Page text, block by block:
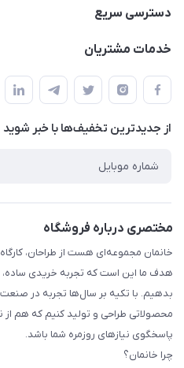
09124780957
دسترسی سریع
حساب کاربری
لیست محصولات
درباره ما
خدمات مشتریان
قوانین و مقررات
حریم خصوصی
راهنما
از جدید‌ترین تخفیف‌ها با‌ خبر شوید
مختصری درباره فروشگاه
خانمان مجموعه‌ای هست از طراحان،
هدف ما این است که تجربه خریدی
بدهیم. با تکیه بر سال‌ها تجربه در
محصولاتی طراحی و تولید کنیم که هم از
پاسخگوی نیازهای روزمره شما باشد.
چرا خانمان؟